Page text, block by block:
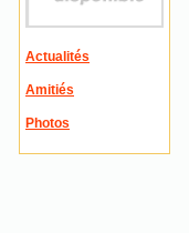
Actualités
Amitiés
Photos